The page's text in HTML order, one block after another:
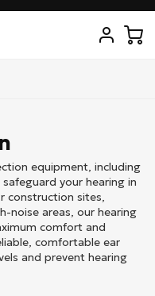
equipment, including
your hearing in
construction sites,
noise areas, our hearing
comfort and
comfortable ear
and prevent hearing